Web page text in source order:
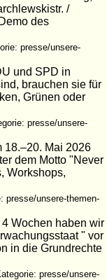
/
des
presse/unsere-
und SPD in
brauchen sie für
Grünen oder
presse/unsere-
18.–20. Mai 2026
dem Motto "Never
Workshops,
presse/unsere-themen-
Wochen haben wir
" vor
in die Grundrechte
presse/unsere-